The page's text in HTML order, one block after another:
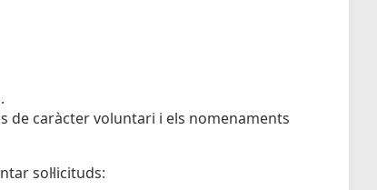
de caràcter voluntari i els nomenaments
sol·licituds: